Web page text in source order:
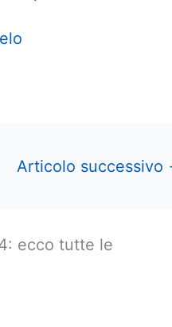
Articolo successivo
ecco tutte le